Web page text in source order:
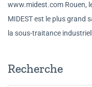
www.midest.com Rouen,
MIDEST est le plus grand
la sous-traitance
Recherche